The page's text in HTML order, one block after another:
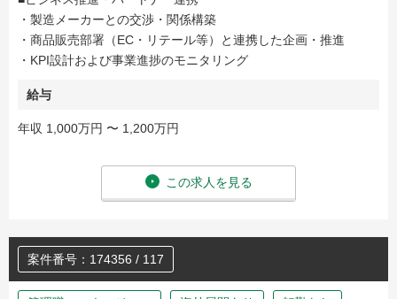
・製造メーカーとの交渉・関係構築
・商品販売部署（EC・リテール等）と連携した企画・推進
・KPI設計および事業進捗のモニタリング
給与
年収 1,000万円 〜 1,200万円
この求人を見る
案件番号：174356 / 117